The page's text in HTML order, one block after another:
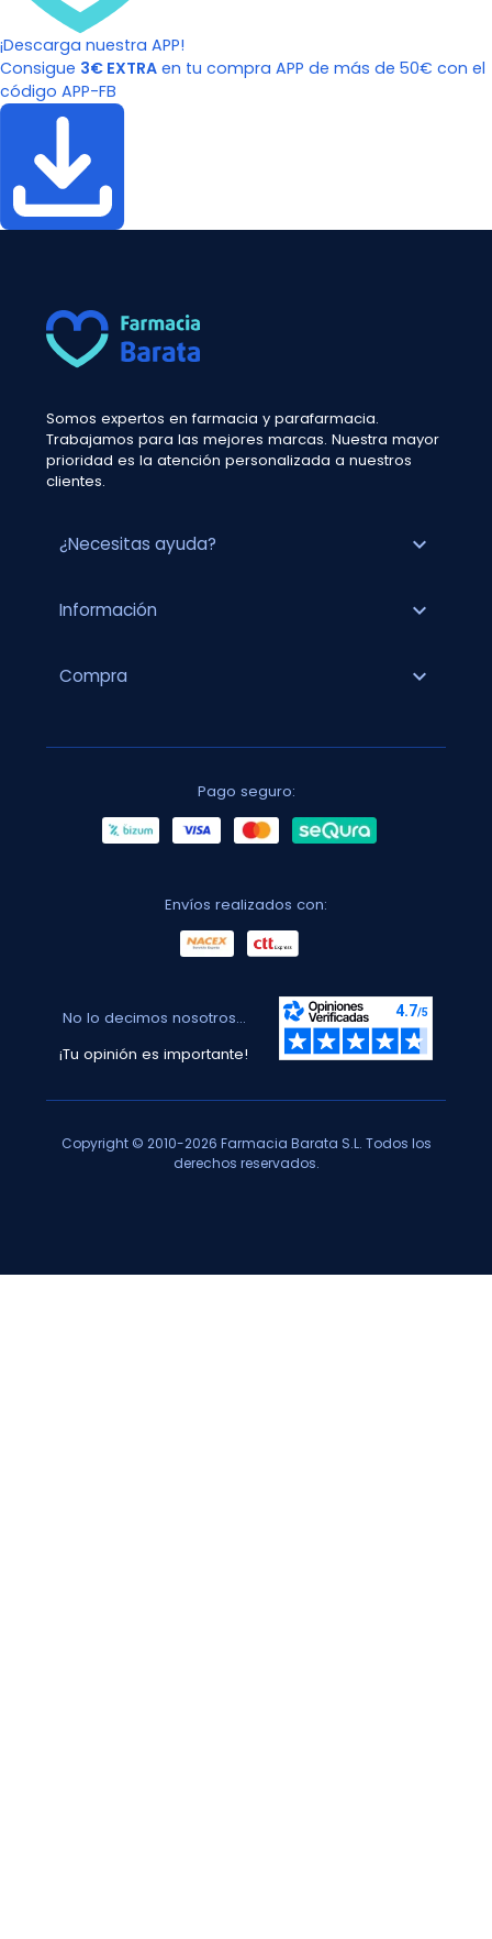
¡Descarga nuestra APP!
Consigue 3€ EXTRA en tu compra APP de más de 50€ con el
código APP-FB
Somos expertos en farmacia y parafarmacia.
Trabajamos para las mejores marcas. Nuestra mayor
prioridad es la atención personalizada a nuestros
clientes.
¿Necesitas ayuda? expand_more
Información expand_more
Compra expand_more
Pago seguro:
Envíos realizados con:
No lo decimos nosotros...
¡Tu opinión es importante!
Copyright © 2010-2026 Farmacia Barata S.L. Todos los
derechos reservados.